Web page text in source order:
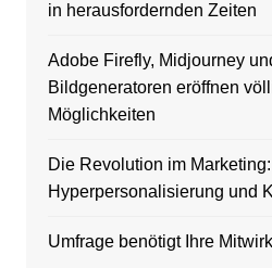
in herausfordernden Zeiten
Adobe Firefly, Midjourney
Bildgeneratoren eröffnen
Möglichkeiten
Die Revolution im Marketing:
Hyperpersonalisierung und
Umfrage benötigt Ihre